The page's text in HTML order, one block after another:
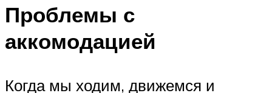
Проблемы с
аккомодацией
Когда мы ходим, движемся и